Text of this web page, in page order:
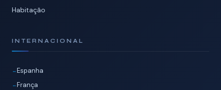
Habitação
INTERNACIONAL
Espanha
França